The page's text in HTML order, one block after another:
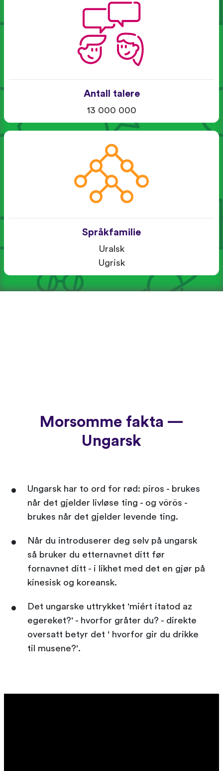
Antall talere
13 000 000
Språkfamilie
Uralsk
Ugrisk
Morsomme fakta —
Ungarsk
Ungarsk har to ord for rød: piros - brukes
når det gjelder livløse ting - og vörös -
brukes når det gjelder levende ting.
Når du introduserer deg selv på ungarsk
så bruker du etternavnet ditt før
fornavnet ditt - i likhet med det en gjør på
kinesisk og koreansk.
Det ungarske uttrykket 'miért itatod az
egereket?' - hvorfor gråter du? - direkte
oversatt betyr det ' hvorfor gir du drikke
til musene?'.